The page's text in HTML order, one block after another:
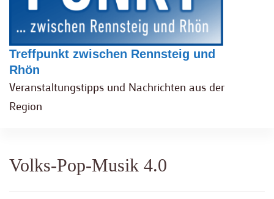
Treffpunkt zwischen Rennsteig und
Rhön
Veranstaltungstipps und Nachrichten aus der
Region
Volks-Pop-Musik 4.0